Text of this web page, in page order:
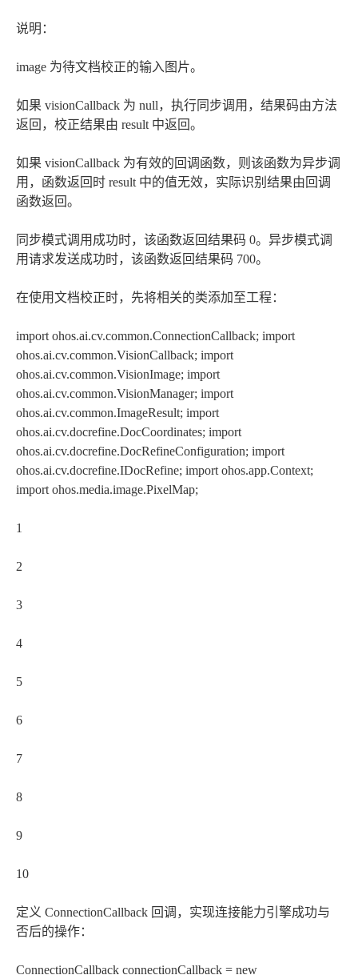
说明：
image 为待文档校正的输入图片。
如果 visionCallback 为 null，执行同步调用，结果码由方法
返回，校正结果由 result 中返回。
如果 visionCallback 为有效的回调函数，则该函数为异步调
用，函数返回时 result 中的值无效，实际识别结果由回调
函数返回。
同步模式调用成功时，该函数返回结果码 0。异步模式调
用请求发送成功时，该函数返回结果码 700。
在使用文档校正时，先将相关的类添加至工程：
import ohos.ai.cv.common.ConnectionCallback; import
ohos.ai.cv.common.VisionCallback; import
ohos.ai.cv.common.VisionImage; import
ohos.ai.cv.common.VisionManager; import
ohos.ai.cv.common.ImageResult; import
ohos.ai.cv.docrefine.DocCoordinates; import
ohos.ai.cv.docrefine.DocRefineConfiguration; import
ohos.ai.cv.docrefine.IDocRefine; import ohos.app.Context;
import ohos.media.image.PixelMap;
1
2
3
4
5
6
7
8
9
10
定义 ConnectionCallback 回调，实现连接能力引擎成功与
否后的操作：
ConnectionCallback connectionCallback = new